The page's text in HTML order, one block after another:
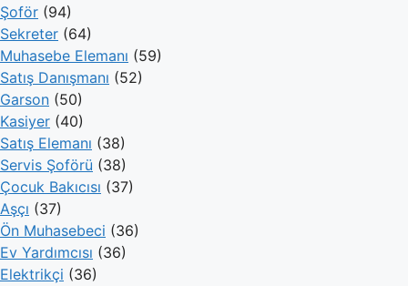
Şoför (94)
Sekreter (64)
Muhasebe Elemanı (59)
Satış Danışmanı (52)
Garson (50)
Kasiyer (40)
Satış Elemanı (38)
Servis Şoförü (38)
Çocuk Bakıcısı (37)
Aşçı (37)
Ön Muhasebeci (36)
Ev Yardımcısı (36)
Elektrikçi (36)